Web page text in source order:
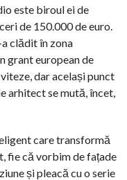
este biroul ei de
de 150.000 de euro.
clădit în zona
grant european de
dar același punct
arhitect se mută, încet,
care transformă
fie că vorbim de fațade
și pleacă cu o serie